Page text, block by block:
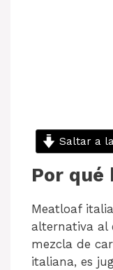
Saltar a
Por qué
Meatloaf
alternativa al
mezcla de
italiana, es